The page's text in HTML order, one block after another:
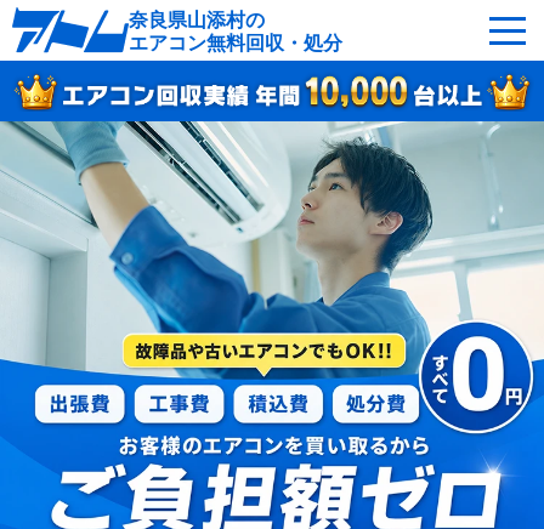
奈良県山添村の
エアコン無料回収・処分
サービスの特徴 回収可能なエアコン
対応エリア 回収の流れ
よくあるご質問 運営会社
山添村へ無料出張
最短即日 お急ぎの方はこちら
050-5482-9461
受付：24時間年中無休（通話料無料）